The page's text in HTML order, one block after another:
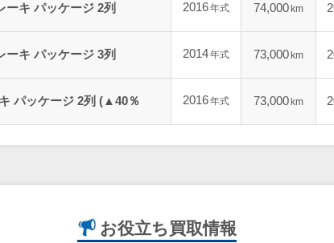
ーキ パッケージ 2列 2016年式 74,000 km
ーキ パッケージ 3列 2014年式 73,000 km
パッケージ 2列 (▲40％ 2016年式 73,000 km
お役立ち 買取情報